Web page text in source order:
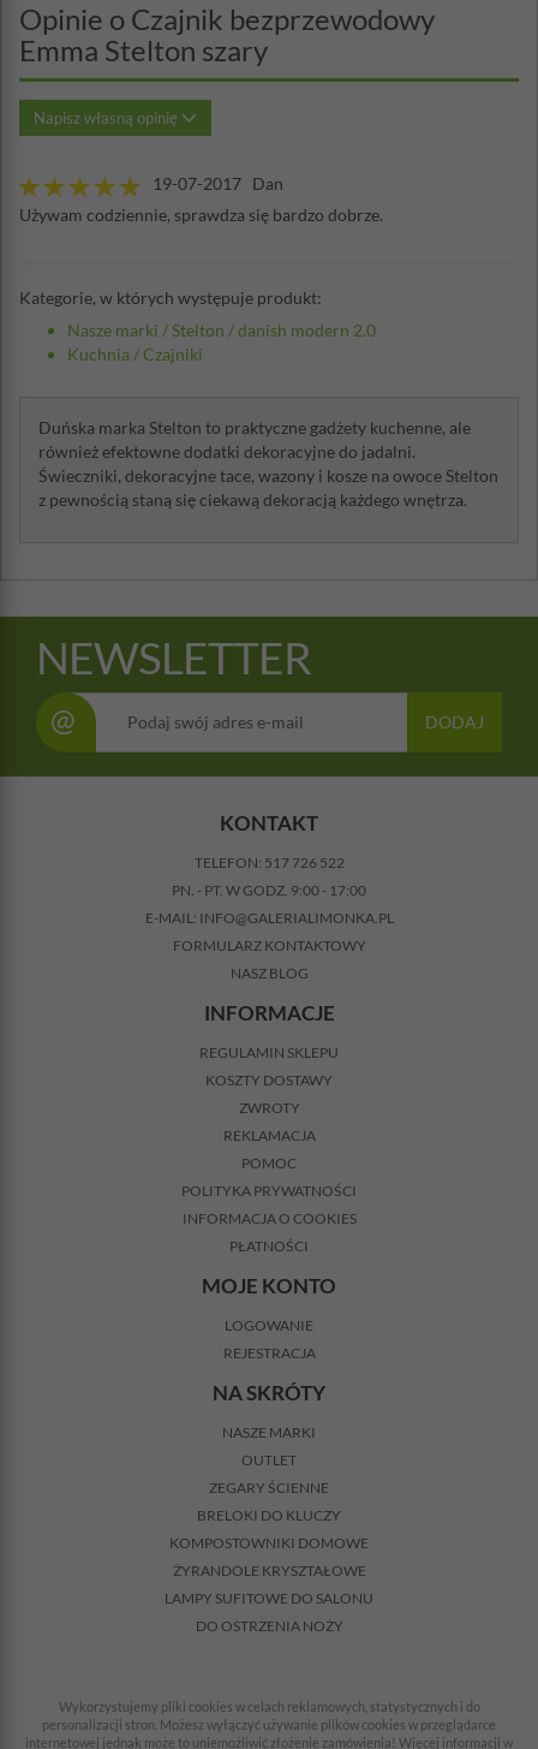
Opinie o Czajnik bezprzewodowy
Emma Stelton szary
Napisz własną opinię
19-07-2017 Dan
Używam codziennie, sprawdza się bardzo dobrze.
Kategorie, w których występuje produkt:
Nasze marki /Stelton /danish modern 2.0
Kuchnia /Czajniki
Duńska marka Stelton to praktyczne gadżety kuchenne, ale
również efektowne dodatki dekoracyjne do jadalni.
Świeczniki, dekoracyjne tace, wazony i kosze na owoce Stelton
z pewnością staną się ciekawą dekoracją każdego wnętrza.
NEWSLETTER
@ DODAJ
KONTAKT
TELEFON: 517 726 522
PN. - PT. W GODZ. 9:00 - 17:00
E-MAIL: INFO@GALERIALIMONKA.PL
FORMULARZ KONTAKTOWY
NASZ BLOG
INFORMACJE
REGULAMIN SKLEPU
KOSZTY DOSTAWY
ZWROTY
REKLAMACJA
POMOC
POLITYKA PRYWATNOŚCI
INFORMACJA O COOKIES
PŁATNOŚCI
MOJE KONTO
LOGOWANIE
REJESTRACJA
NA SKRÓTY
NASZE MARKI
OUTLET
ZEGARY ŚCIENNE
BRELOKI DO KLUCZY
KOMPOSTOWNIKI DOMOWE
ŻYRANDOLE KRYSZTAŁOWE
LAMPY SUFITOWE DO SALONU
DO OSTRZENIA NOŻY
Wykorzystujemy pliki cookies w celach reklamowych, statystycznych i do
personalizacji stron. Możesz wyłączyć używanie plików cookies w przeglądarce
internetowej jednak może to uniemożliwić złożenie zamówienia! Więcej informacji w